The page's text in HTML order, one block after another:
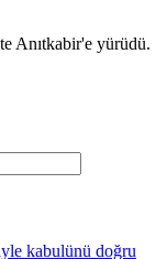
Anıtkabir'e yürüdü.